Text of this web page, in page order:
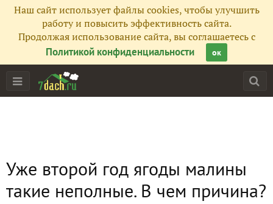
Наш сайт использует файлы cookies, чтобы улучшить
работу и повысить эффективность сайта.
Продолжая использование сайта, вы соглашаетесь с
Политикой конфиденциальности
ок
Уже второй год ягоды малины
такие неполные. В чем причина?